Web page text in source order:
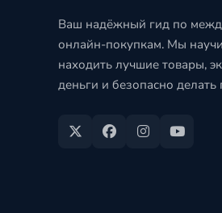
Ваш надёжный гид по
онлайн-покупкам. Мы
находить лучшие товары,
деньги и безопасно делать